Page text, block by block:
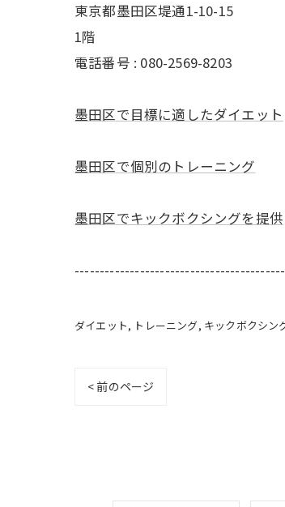
東京都墨田区堤通1-10-15
1階
電話番号 : 080-2569-8203
墨田区で目標に適したダイエット
墨田区で個別のトレーニング
墨田区でキックボクシングを提供
ダイエット トレーニング キックボクシン
< 前のページ